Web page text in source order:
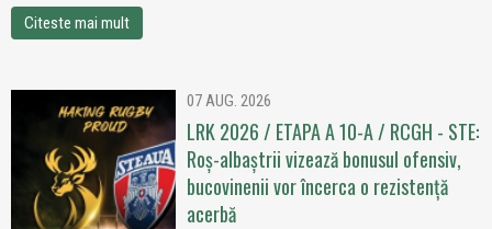
Citeste mai mult
07 AUG. 2026
LRK 2026 / ETAPA A 10-A / RCGH - STE:
Roș-albaștrii vizează bonusul ofensiv,
bucovinenii vor încerca o rezistență
acerbă